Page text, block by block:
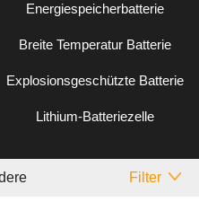
Energiespeicherbatterie
Breite Temperatur Batterie
Explosionsgeschützte Batterie
Lithium-Batteriezelle
Filter